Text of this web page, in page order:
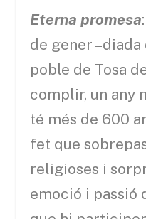
Eterna promesa
de gener –diada
poble de Tosa
complir, un any
té més de 600
fet que
religioses i
emoció i passió